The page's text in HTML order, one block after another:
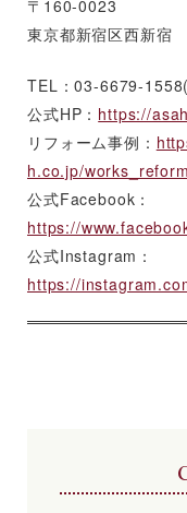
〒160-0023
東京都新宿区西新宿
TEL：03-6679-
公式HP： https://
リフォーム事例：
h.co.jp/works_reform
公式Facebook：
https://
公式Instagram：
https://